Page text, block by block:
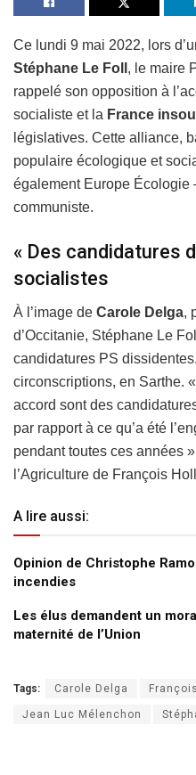
Ce lundi 9 mai 2022, lors
Stéphane Le Foll , le maire
rappelé son opposition à
socialiste et la France
législatives. Cette alliance,
populaire écologique et
également Europe Écologie
communiste.
« Des candidatures
socialistes
À l’image de Carole Delga,
d’Occitanie, Stéphane Le
candidatures PS
circonscriptions, en Sarthe.
accord sont des
par rapport à ce qu’a été
pendant toutes ces années
l’Agriculture de François
A lire aussi:
Opinion de Christophe
incendies
Les élus demandent un
maternité de l’Union
Tags: Carole Delga
Jean Luc Mélenchon